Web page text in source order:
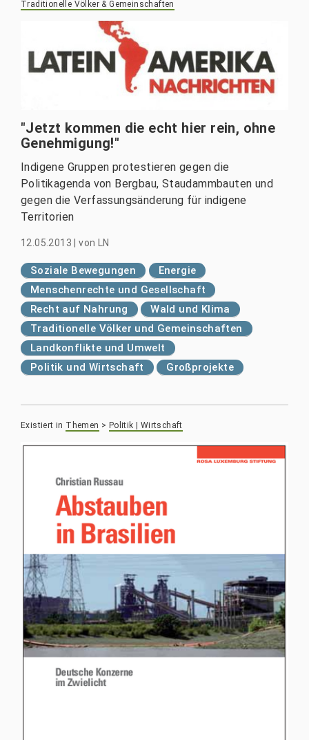
Traditionelle Völker & Gemeinschaften
"Jetzt kommen die echt hier rein, ohne
Genehmigung!"
Indigene Gruppen protestieren gegen die
Politikagenda von Bergbau, Staudammbauten und
gegen die Verfassungsänderung für indigene
Territorien
12.05.2013 |von LN
Soziale Bewegungen
Energie
Menschenrechte und Gesellschaft
Recht auf Nahrung
Wald und Klima
Traditionelle Völker und Gemeinschaften
Landkonflikte und Umwelt
Politik und Wirtschaft
Großprojekte
Existiert in Themen > Politik | Wirtschaft